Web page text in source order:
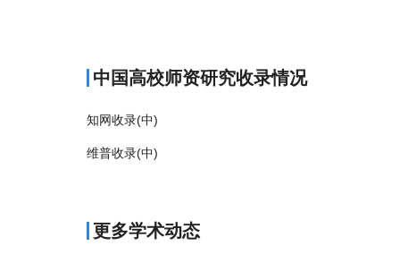
中国高校师资研究收录情况
知网收录(中)
维普收录(中)
更多学术动态